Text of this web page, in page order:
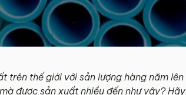
trên thế giới với sản lượng hàng năm
được sản xuất nhiều đến như vậy?